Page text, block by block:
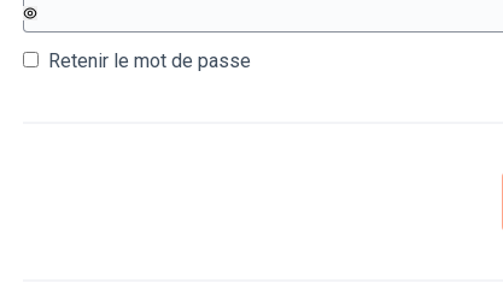
Retenir le mot de passe